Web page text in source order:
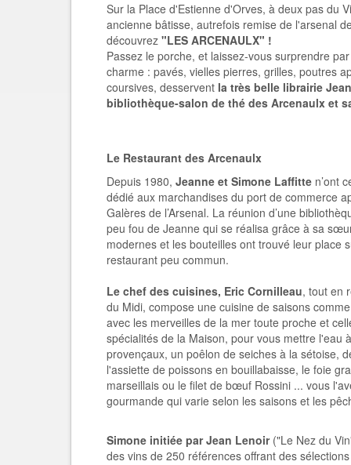
Sur la Place d'Estienne d'Orves, à deux pas du
ancienne bâtisse, autrefois remise de l'arsenal
découvrez "LES ARCENAULX" !
Passez le porche, et laissez-vous surprendre
charme : pavés, vielles pierres, grilles, poutres
coursives, desservent la très belle librairie
bibliothèque-salon de thé des Arcenaulx et
Le Restaurant des Arcenaulx
Depuis 1980, Jeanne et Simone Laffitte n’ont
dédié aux marchandises du port de commerce
Galères de l’Arsenal. La réunion d’une
peu fou de Jeanne qui se réalisa grâce à sa
modernes et les bouteilles ont trouvé leur place
restaurant peu commun.
Le chef des cuisines, Eric Cornilleau, tout en
du Midi, compose une cuisine de saisons
avec les merveilles de la mer toute proche et
spécialités de la Maison, pour vous mettre l'eau
provençaux, un poêlon de seiches à la sétoise,
l'assiette de poissons en bouillabaisse, le foie
marseillais ou le filet de bœuf Rossini ... vous
gourmande qui varie selon les saisons et les
Simone initiée par Jean Lenoir("Le Nez du
des vins de 250 références offrant des